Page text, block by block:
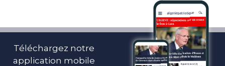
Téléchargez notre
application mobile